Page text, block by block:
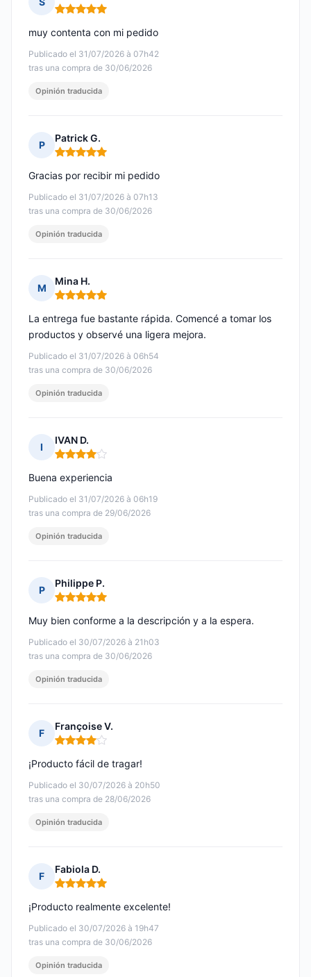
Nota: 5 de 5
Publicado el 31/07/2026 à 07h42
tras una compra de 30/06/2026
muy contenta con mi pedido
Opinión traducida
P
Patrick G.
Nota: 5 de 5
Publicado el 31/07/2026 à 07h13
tras una compra de 30/06/2026
Gracias por recibir mi pedido
Opinión traducida
M
Mina H.
Nota: 5 de 5
Publicado el 31/07/2026 à 06h54
tras una compra de 30/06/2026
La entrega fue bastante rápida. Comencé a tomar los
productos y observé una ligera mejora.
Opinión traducida
I
IVAN D.
Nota: 4 de 5
Publicado el 31/07/2026 à 06h19
tras una compra de 29/06/2026
Buena experiencia
Opinión traducida
P
Philippe P.
Nota: 5 de 5
Publicado el 30/07/2026 à 21h03
tras una compra de 30/06/2026
Muy bien conforme a la descripción y a la espera.
Opinión traducida
F
Françoise V.
Nota: 4 de 5
Publicado el 30/07/2026 à 20h50
tras una compra de 28/06/2026
¡Producto fácil de tragar!
Opinión traducida
F
Fabiola D.
Nota: 5 de 5
Publicado el 30/07/2026 à 19h47
tras una compra de 30/06/2026
¡Producto realmente excelente!
Opinión traducida